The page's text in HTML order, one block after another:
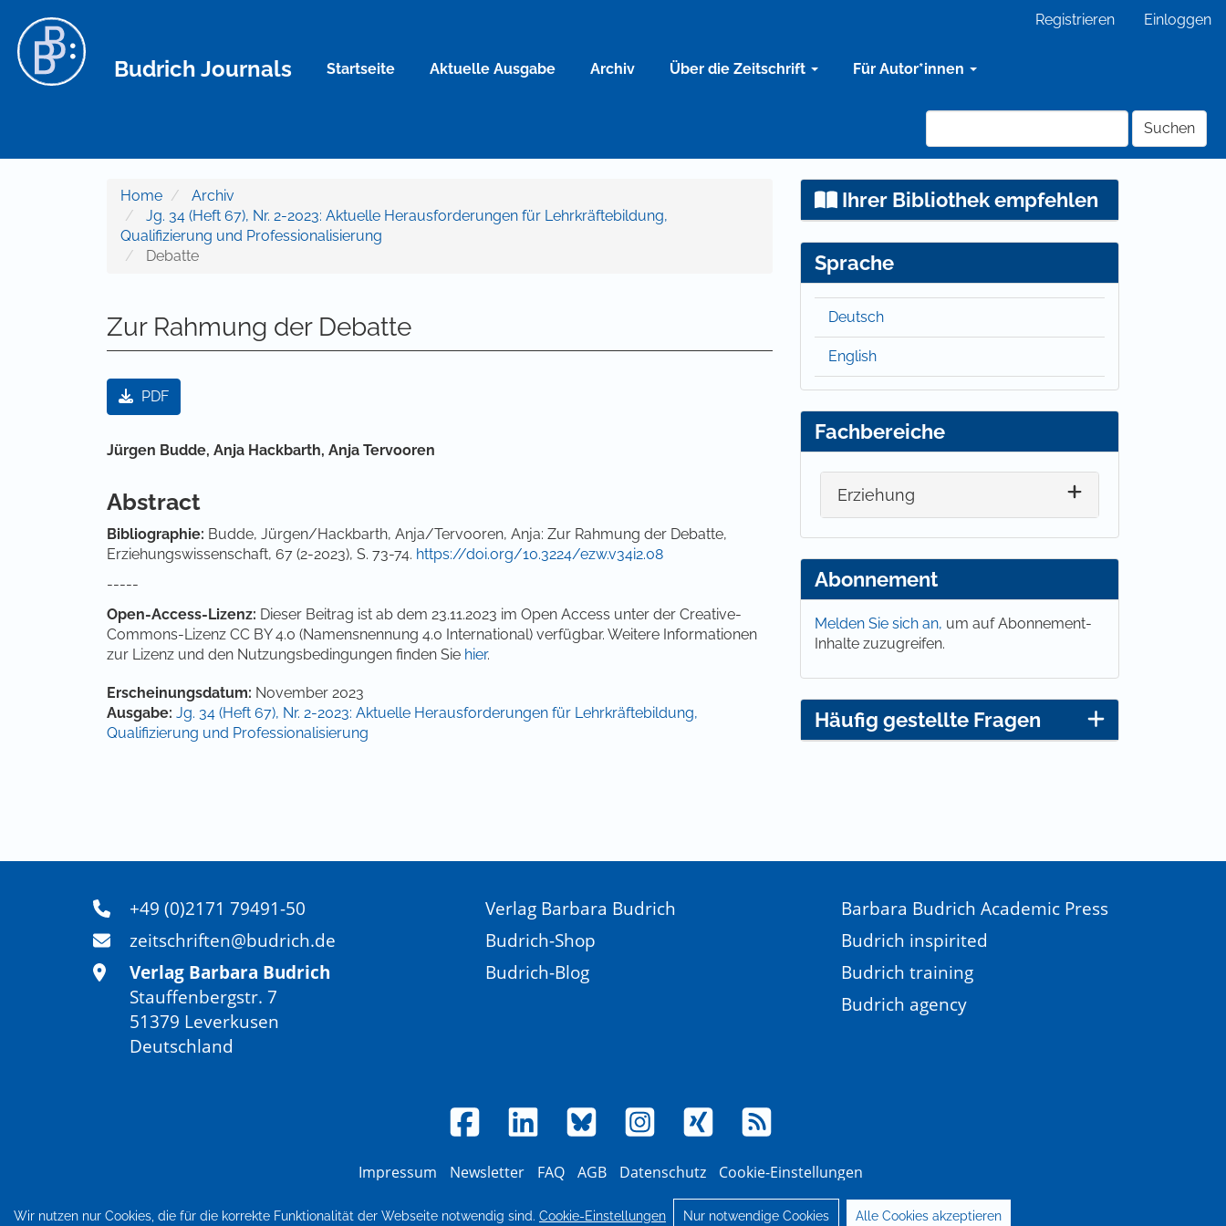
Wir nutzen nur Cookies, die für die korrekte Funktionalität der Webseite notwendig sind. Cookie-Einstellungen Nur notwendige Cookies Alle Cookies akzeptieren
Hauptinhalt
Sidebar
Registrieren Einloggen
Budrich Journals Startseite Aktuelle Ausgabe Archiv Über die Zeitschrift Für Autor*innen
Suchen
Home
Archiv
Jg. 34 (Heft 67), Nr. 2-2023: Aktuelle Herausforderungen für Lehrkräftebildung,
Qualifizierung und Professionalisierung
Debatte
Zur Rahmung der Debatte
Artikel-Sidebar
PDF
Hauptsächlicher Artikelinhalt
Jürgen Budde, Anja Hackbarth, Anja Tervooren
Abstract
Bibliographie: Budde, Jürgen/Hackbarth, Anja/Tervooren, Anja: Zur Rahmung der Debatte,
Erziehungswissenschaft, 67 (2-2023), S. 73-74. https://doi.org/10.3224/ezw.v34i2.08
-----
Open-Access-Lizenz: Dieser Beitrag ist ab dem 23.11.2023 im Open Access unter der Creative-
Commons-Lizenz CC BY 4.0 (Namensnennung 4.0 International) verfügbar. Weitere Informationen
zur Lizenz und den Nutzungsbedingungen finden Sie hier.
Artikel-Details
Erscheinungsdatum: November 2023
Ausgabe: Jg. 34 (Heft 67), Nr. 2-2023: Aktuelle Herausforderungen für Lehrkräftebildung,
Qualifizierung und Professionalisierung
Ihrer Bibliothek empfehlen
Sprache
Deutsch
English
Fachbereiche
Erziehung
Abonnement
Melden Sie sich an, um auf Abonnement-
Inhalte zuzugreifen.
Häufig gestellte Fragen
+49 (0)2171 79491-50
zeitschriften@budrich.de
Verlag Barbara Budrich
Stauffenbergstr. 7
51379 Leverkusen
Deutschland
Verlag Barbara Budrich
Budrich-Shop
Budrich-Blog
Barbara Budrich Academic Press
Budrich inspirited
Budrich training
Budrich agency
Impressum Newsletter FAQ AGB Datenschutz Cookie-Einstellungen
© 2026 Verlag Barbara Budrich